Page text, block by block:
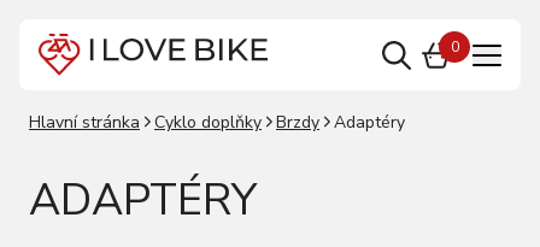
0
Hlavní stránka Cyklo doplňky Brzdy Adaptéry
ADAPTÉRY